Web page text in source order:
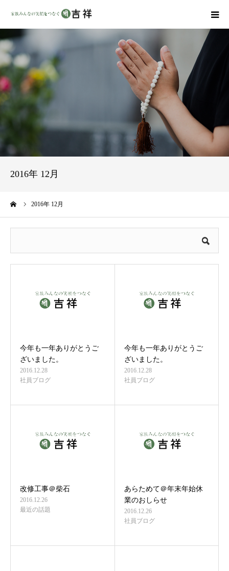
2016年 12月
2016年 12月
今年も一年ありがとうご
ざいました。
2016.12.28
社員ブログ
今年も一年ありがとうご
ざいました。
2016.12.28
社員ブログ
改修工事＠柴石
2016.12.26
最近の話題
あらためて＠年末年始休
業のおしらせ
2016.12.26
社員ブログ
商品ラインナップ
墓地・霊園を探す
吉祥の特徴